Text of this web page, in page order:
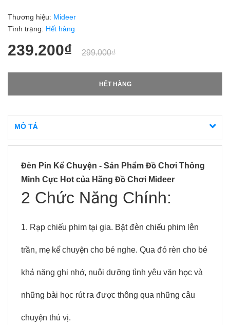
Thương hiệu: Mideer
Tình trạng: Hết hàng
239.200₫ 299.000₫
HẾT HÀNG
MÔ TẢ
Đèn Pin Kể Chuyện - Sản PhẩmĐồ Chơi Thông
Minh Cực Hot của Hãng Đồ Chơi Mideer
2 Chức Năng Chính:
1. Rạp chiếu phim tại gia. Bật đèn chiếu phim lên
trần, mẹ kể chuyện cho bé nghe. Qua đó rèn cho bé
khả năng ghi nhớ, nuôi dưỡng tình yêu văn học và
những bài học rút ra được thông qua những câu
chuyện thú vị.